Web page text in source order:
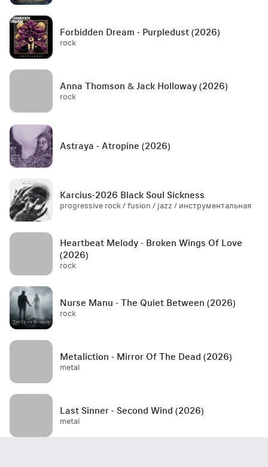
Forbidden Dream - Purpledust (2026)
rock
Anna Thomson & Jack Holloway (2026)
rock
Astraya - Atropine (2026)
Karcius-2026 Black Soul Sickness
progressive rock / fusion / jazz / инструментальная
Heartbeat Melody - Broken Wings Of Love
(2026)
rock
Nurse Manu - The Quiet Between (2026)
rock
Metaliction - Mirror Of The Dead (2026)
metal
Last Sinner - Second Wind (2026)
metal